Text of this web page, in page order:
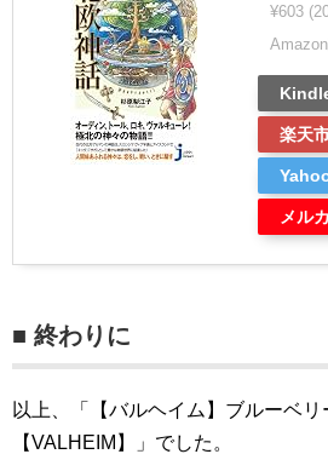
¥603
楽天
メル
■ 終わりに
以上、「【バルヘイム】ブルーベ
【VALHEIM】」でした。